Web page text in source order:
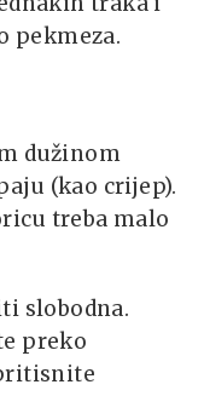
pekmeza.
dužinom
(kao crijep).
treba malo
slobodna.
preko